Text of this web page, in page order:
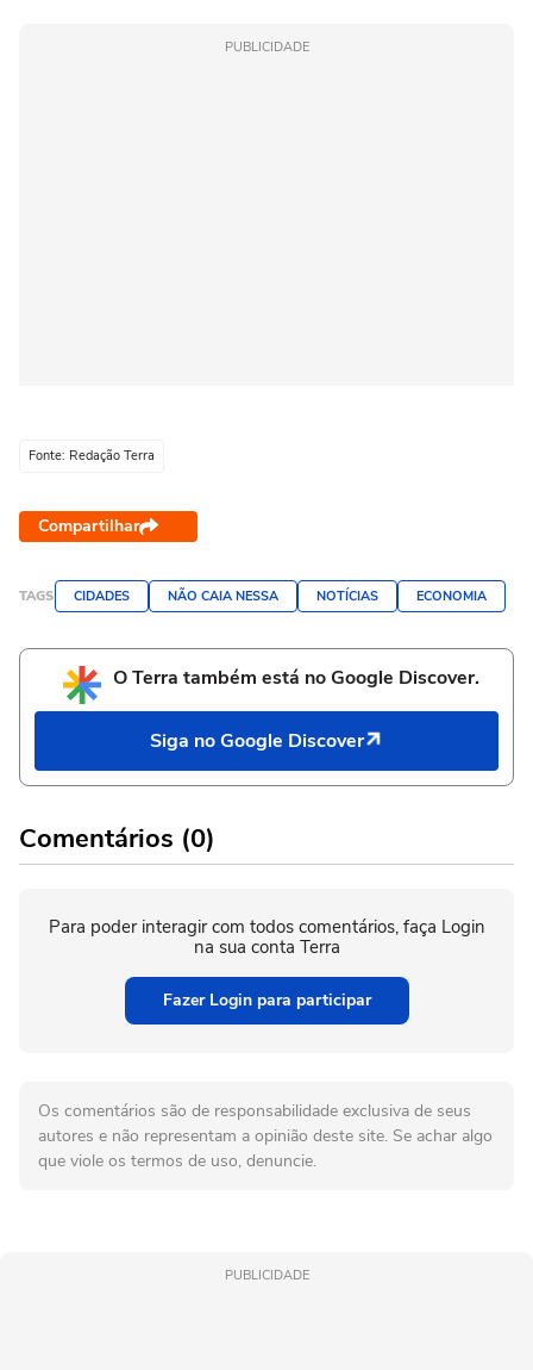
PUBLICIDADE
Fonte: Redação Terra
Compartilhar
TAGS CIDADES NÃO CAIA NESSA NOTÍCIAS ECONOMIA
O Terra também está no Google Discover.
Siga no Google Discover
Comentários (0)
Para poder interagir com todos comentários, faça Login
na sua conta Terra
Fazer Login para participar
Os comentários são de responsabilidade exclusiva de seus
autores e não representam a opinião deste site. Se achar algo
que viole os termos de uso, denuncie.
PUBLICIDADE